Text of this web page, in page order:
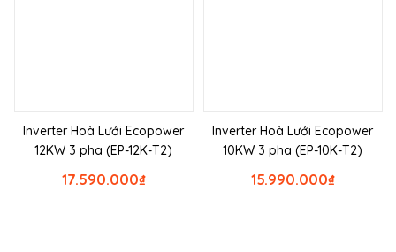
Inverter Hoà Lưới Ecopower
12KW 3 pha (EP-12K-T2)
₫
17.590.000
Inverter Hoà Lưới Ecopower
10KW 3 pha (EP-10K-T2)
₫
15.990.000